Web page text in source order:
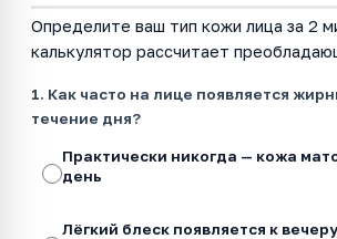
Определите ваш тип кожи лица за 2
калькулятор рассчитает
1. Как часто на лице появляется
течение дня?
Практически никогда — кожа
день
Лёгкий блеск появляется к